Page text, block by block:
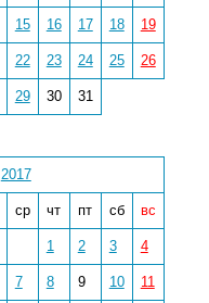
15 16 17 18 19
22 23 24 25 26
29 30 31
2017
ср чт пт сб вс
1 2 3 4
7 8 9 10 11